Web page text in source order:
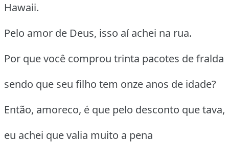
Hawaii.
Pelo amor de Deus, isso aí achei na rua.
Por que você comprou trinta pacotes de fralda
sendo que seu filho tem onze anos de idade?
Então, amoreco, é que pelo desconto que tava,
eu achei que valia muito a pena